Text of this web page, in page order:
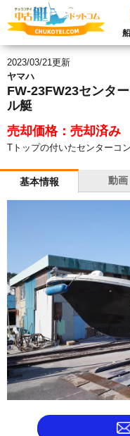
2023/03/21更新
ヤマハ
FW-23FW23センタ
ル艇
売却価格：売却済み
Tトップの付いたセンターコ
基本情報 動画